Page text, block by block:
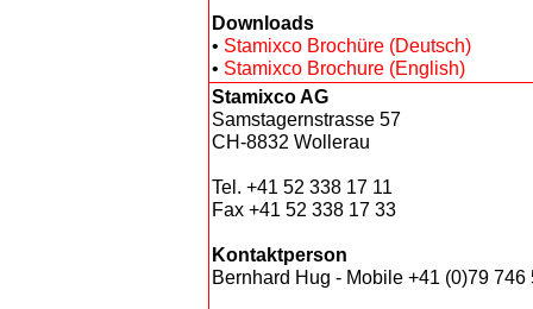
Downloads
• Stamixco Brochüre (Deutsch)
• Stamixco Brochure (English)
Stamixco AG
Samstagernstrasse 57
CH-8832 Wollerau
Tel. +41 52 338 17 11
Fax +41 52 338 17 33
Kontaktperson
Bernhard Hug - Mobile +41 (0)79 746